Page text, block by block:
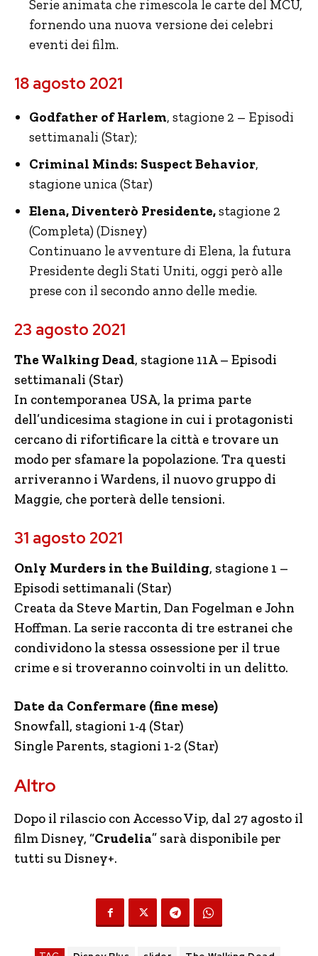
Serie animata che rimescola le carte del MCU,
fornendo una nuova versione dei celebri
eventi dei film.
18 agosto 2021
Godfather of Harlem, stagione 2 – Episodi
settimanali (Star);
Criminal Minds: Suspect Behavior,
stagione unica (Star)
Elena, Diventerò Presidente,stagione 2
(Completa) (Disney)
Continuano le avventure di Elena, la futura
Presidente degli Stati Uniti, oggi però alle
prese con il secondo anno delle medie.
23 agosto 2021
The Walking Dead, stagione 11A – Episodi
settimanali (Star)
In contemporanea USA, la prima parte
dell’undicesima stagione in cui i protagonisti
cercano di rifortificare la città e trovare un
modo per sfamare la popolazione. Tra questi
arriveranno i Wardens, il nuovo gruppo di
Maggie, che porterà delle tensioni.
31 agosto 2021
Only Murders in the Building, stagione 1 –
Episodi settimanali (Star)
Creata da Steve Martin, Dan Fogelman e John
Hoffman. La serie racconta di tre estranei che
condividono la stessa ossessione per il true
crime e si troveranno coinvolti in un delitto.
Date da Confermare (fine mese)
Snowfall, stagioni 1-4 (Star)
Single Parents, stagioni 1-2 (Star)
Altro
Dopo il rilascio con Accesso Vip, dal 27 agosto il
film Disney, “Crudelia” sarà disponibile per
tutti su Disney+.